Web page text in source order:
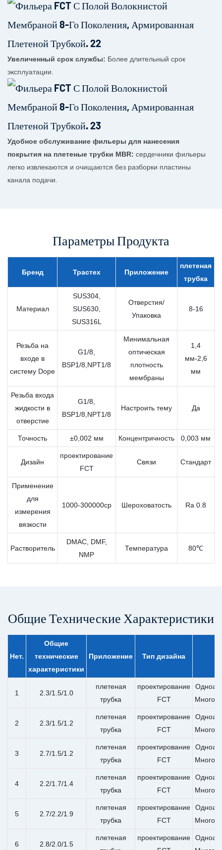
Увеличенный срок службы: Более длительный срок
эксплуатации.
Удобное обслуживание фильеры для нанесения
покрытия на плетеные трубки MBR: сердечники фильеры
легко извлекаются и очищаются без разборки пластины
канала подачи.
Параметры Продукта
Бренд Трастех Приложение
плетеная
трубка
Материал
SUS304,
SUS630,
SUS316L
Отверстия/
Упаковка
8-16
Резьба на
входе в
систему Dope
G1/8,
BSP1/8,NPT1/8
Минимальная
оптическая
плотность
мембраны
1,4
мм-2,6
мм
Резьба входа
жидкости в
отверстие
G1/8,
BSP1/8,NPT1/8
Настроить тему Да
Точность ±0,002 мм Концентричность 0,003 мм
Дизайн
проектирование
FCT
Связи Стандарт
Применение
для
измерения
вязкости
1000-300000cp Шероховатость Ra 0.8
Растворитель
DMAC, DMF,
NMP
Температура 80℃
Общие Технические Характеристики
Нет.
Общие
технические
характеристики
Приложение Тип дизайна
1 2.3/1.5/1.0
плетеная
трубка
проектирование
FCT
2 2.3/1.5/1.2
плетеная
трубка
проектирование
FCT
3 2.7/1.5/1.2
плетеная
трубка
проектирование
FCT
4 2.2/1.7/1.4
плетеная
трубка
проектирование
FCT
5 2.7/2.2/1.9
плетеная
трубка
проектирование
FCT
6 2.8/2.0/1.5
плетеная
проектирование